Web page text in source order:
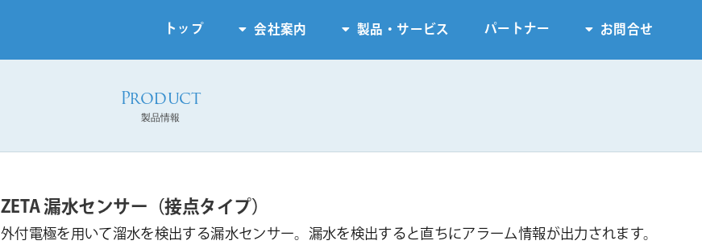
トップ 会社案内 製品・サービス パートナー お問合せ
製品情報
ZETA 漏水センサー（接点タイプ）
外付電極を用いて溜水を検出する漏水センサー。漏水を検出すると直ちにアラーム情報が出力されます。